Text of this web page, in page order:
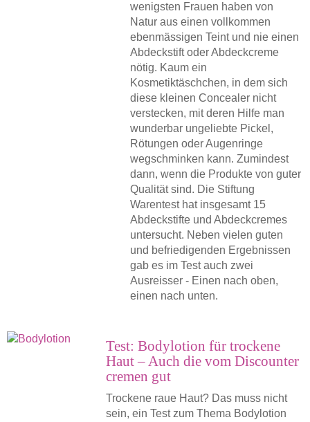
wenigsten Frauen haben von
Natur aus einen vollkommen
ebenmässigen Teint und nie einen
Abdeckstift oder Abdeckcreme
nötig. Kaum ein
Kosmetiktäschchen, in dem sich
diese kleinen Concealer nicht
verstecken, mit deren Hilfe man
wunderbar ungeliebte Pickel,
Rötungen oder Augenringe
wegschminken kann. Zumindest
dann, wenn die Produkte von guter
Qualität sind. Die Stiftung
Warentest hat insgesamt 15
Abdeckstifte und Abdeckcremes
untersucht. Neben vielen guten
und befriedigenden Ergebnissen
gab es im Test auch zwei
Ausreisser - Einen nach oben,
einen nach unten.
Test: Bodylotion für trockene
Haut – Auch die vom Discounter
cremen gut
Trockene raue Haut? Das muss nicht
sein, ein Test zum Thema Bodylotion